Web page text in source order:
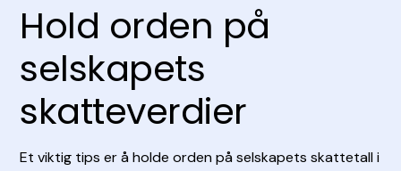
Hold orden på
selskapets
skatteverdier
Et viktig tips er å holde orden på selskapets skattetall i